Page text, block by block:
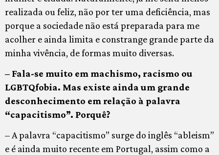
realizada ou feliz, não por ter uma deficiência, mas
porque a sociedade não está preparada para me
acolher e ainda limita e constrange grande parte da
minha vivência, de formas muito diversas.
– Fala-se muito em machismo, racismo ou
LGBTQfobia. Mas existe ainda um grande
desconhecimento em relação à palavra
“capacitismo”. Porquê?
– A palavra “capacitismo” surge do inglês “ableism”
e é ainda muito recente em Portugal, assim como a